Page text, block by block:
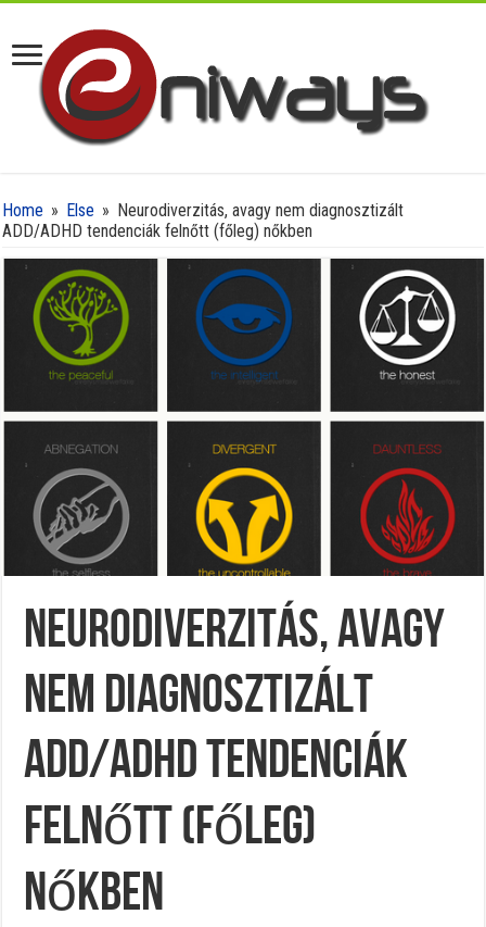
Home » Else » Neurodiverzitás, avagy nem diagnosztizált
ADD/ADHD tendenciák felnőtt (főleg) nőkben
Neurodiverzitás, avagy
nem diagnosztizált
ADD/ADHD tendenciák
felnőtt (főleg)
nőkben